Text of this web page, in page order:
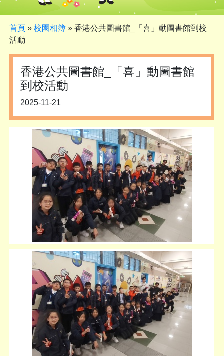
首頁 » 校園相簿 » 香港公共圖書館_「喜」動圖書館到校
活動
香港公共圖書館_「喜」動圖書館
到校活動
2025-11-21